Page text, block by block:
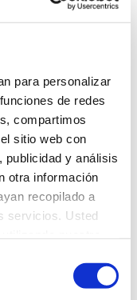
para personalizar
de redes
compartimos
sitio web con
publicidad y análisis
otra información
recopilado a
servicios. Usted